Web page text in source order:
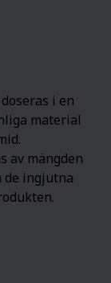
i en
material
av mängden
de ingjutna